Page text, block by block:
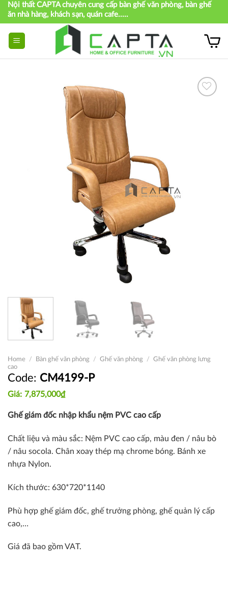
Skip
content
Nội thất CAPTA chuyên cung cấp bàn ghế văn phòng, bàn ghế
ăn nhà hàng, khách sạn, quán cafe.....
Home / Bàn ghế văn phòng / Ghế văn phòng / Ghế văn phòng lưng
cao
CM4199-P
7,875,000₫
Ghế giám đốc nhập khẩu nệm PVC cao cấp
Chất liệu và màu sắc: Nệm PVC cao cấp, màu đen / nâu bò
/ nâu socola. Chân xoay thép mạ chrome bóng. Bánh xe
nhựa Nylon.
Kích thước: 630*720*1140
Phù hợp ghế giám đốc, ghế trưởng phòng, ghế quản lý cấp
cao,…
Giá đã bao gồm VAT.